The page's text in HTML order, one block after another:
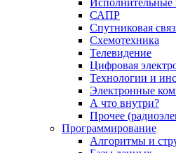
САПР
Спутниковая
Схемотехника
Телевидение
Цифровая
Технологии и
Электронные
А что внутри?
Прочее
Программирование
Алгоритмы и